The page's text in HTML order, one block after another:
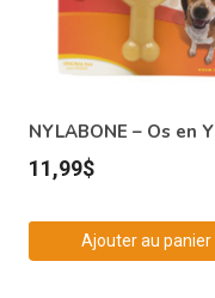
NYLABONE – Os en Y
11,99$
Ajouter au panier